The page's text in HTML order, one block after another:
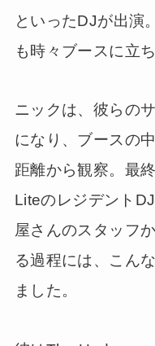
といったDJが出演
も時々ブースに立
ニックは、彼らの
になり、ブースの
距離から観察。最
Liteのレジデント
屋さんのスタッフ
る過程には、こん
ました。